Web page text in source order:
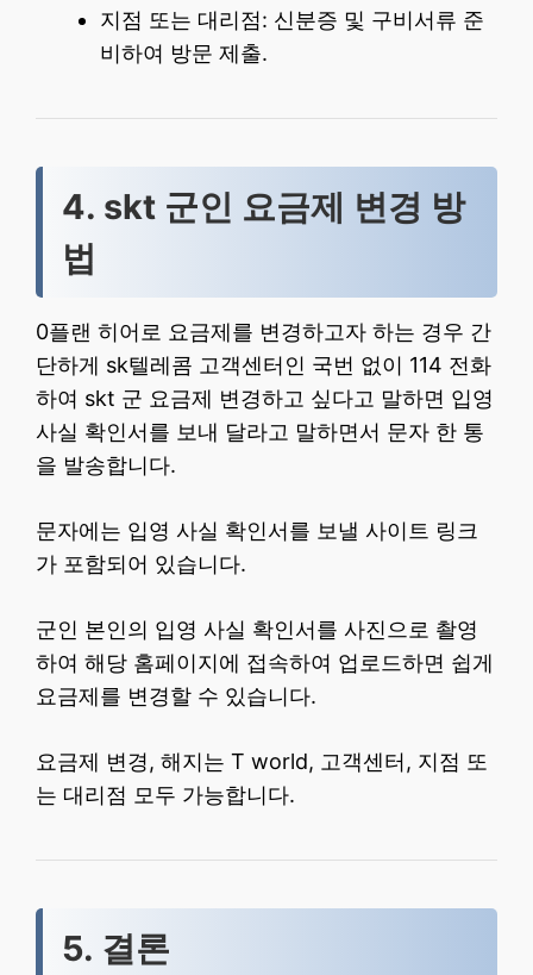
지점 또는 대리점: 신분증 및 구비서류 준
비하여 방문 제출.
4. skt 군인 요금제 변경 방
법
0플랜 히어로 요금제를 변경하고자 하는 경우 간
단하게 sk텔레콤 고객센터인 국번 없이 114 전화
하여 skt 군 요금제 변경하고 싶다고 말하면 입영
사실 확인서를 보내 달라고 말하면서 문자 한 통
을 발송합니다.
문자에는 입영 사실 확인서를 보낼 사이트 링크
가 포함되어 있습니다.
군인 본인의 입영 사실 확인서를 사진으로 촬영
하여 해당 홈페이지에 접속하여 업로드하면 쉽게
요금제를 변경할 수 있습니다.
요금제 변경, 해지는 T world, 고객센터, 지점 또
는 대리점 모두 가능합니다.
5. 결론